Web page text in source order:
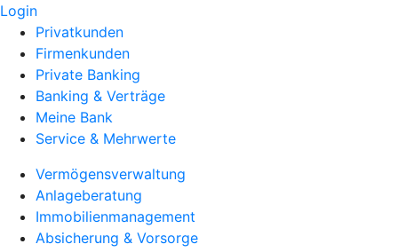
Login
Privatkunden
Firmenkunden
Private Banking
Banking & Verträge
Meine Bank
Service & Mehrwerte
Vermögensverwaltung
Anlageberatung
Immobilienmanagement
Absicherung & Vorsorge